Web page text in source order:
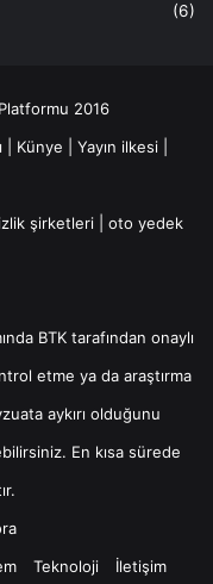
(6)
2016
Künye Yayın ilkesi
şirketleri
oto yedek
BTK tarafından onaylı
etme ya da araştırma
aykırı olduğunu
En kısa sürede
Teknoloji İletişim